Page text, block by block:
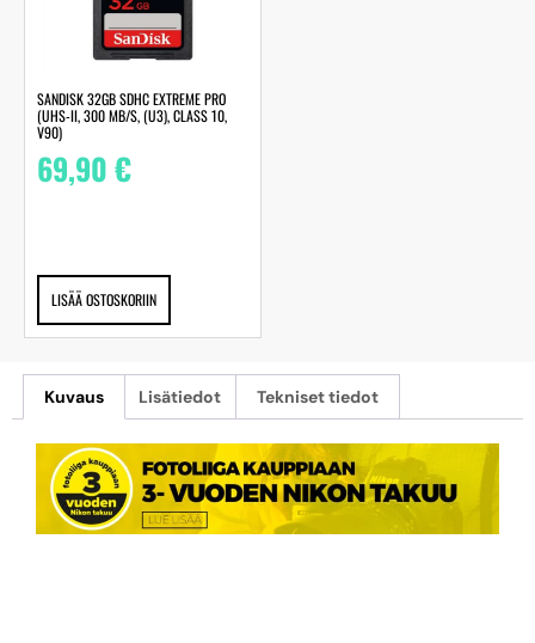
SANDISK 32GB SDHC EXTREME PRO
(UHS-II, 300 MB/S, (U3), CLASS 10,
V90)
69,90€
LISÄÄ OSTOSKORIIN
Kuvaus Lisätiedot Tekniset tiedot